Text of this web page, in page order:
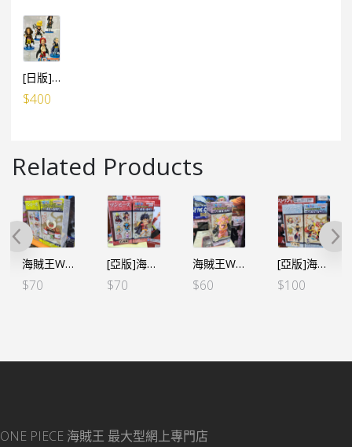
[日版]海賊王WCF -FILM RED- VOL.3（5個SET）（日）
$400
Related Products
海賊王WCF -和之國鬼島篇- VOL.7 – 索柏
$70
[亞版]海賊王WCF -和之國鬼島篇- VOL.3 路飛
$70
海賊王WCF -和之國鬼島篇- VOL.1 大媽
$60
[亞版]海賊王WCF -和之國鬼島篇- VOL.11 – D芬奇
$100
ONE PIECE 海賊王 最大型網上專門店